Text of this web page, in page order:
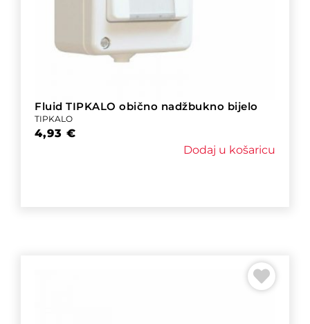
Fluid TIPKALO obično nadžbukno bijelo
TIPKALO
4,93 €
Dodaj u košaricu